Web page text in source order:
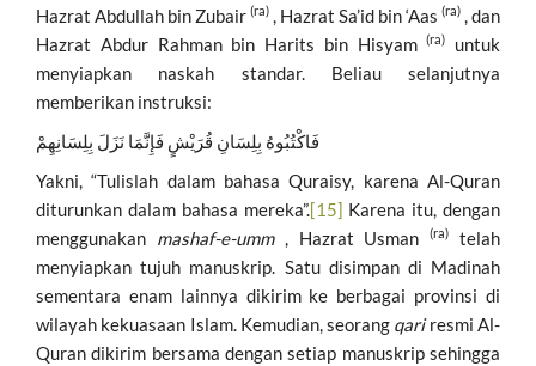
Hazrat Abdullah bin Zubair (ra) , Hazrat Sa’id bin ‘Aas (ra) , dan
Hazrat Abdur Rahman bin Harits bin Hisyam(ra)
untuk
menyiapkan naskah standar. Beliau selanjutnya
memberikan instruksi:
فَاكْتُبُوهُ بِلِسَانِ قُرَيْشٍ فَإِنَّمَا نَزَلَ بِلِسَانِهِمْ
Yakni, “Tulislah dalam bahasa Quraisy, karena Al-Quran
diturunkan dalam bahasa mereka”.[15] Karena itu, dengan
menggunakan mashaf-e-umm, Hazrat Usman(ra)
telah
menyiapkan tujuh manuskrip. Satu disimpan di Madinah
sementara enam lainnya dikirim ke berbagai provinsi di
wilayah kekuasaan Islam. Kemudian, seorang qariresmi Al-
Quran dikirim bersama dengan setiap manuskrip sehingga